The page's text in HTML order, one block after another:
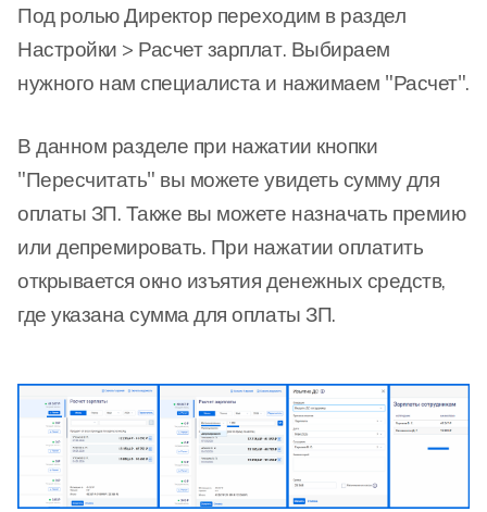
Под ролью Директор переходим в раздел
Настройки > Расчет зарплат. Выбираем
нужного нам специалиста и нажимаем "Расчет".
В данном разделе при нажатии кнопки
"Пересчитать" вы можете увидеть сумму для
оплаты ЗП. Также вы можете назначать премию
или депремировать. При нажатии оплатить
открывается окно изъятия денежных средств,
где указана сумма для оплаты ЗП.